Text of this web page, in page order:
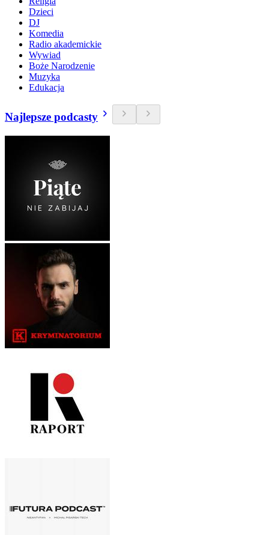
Dzieci
DJ
Komedia
Radio akademickie
Wywiad
Boże Narodzenie
Muzyka
Edukacja
Najlepsze podcasty